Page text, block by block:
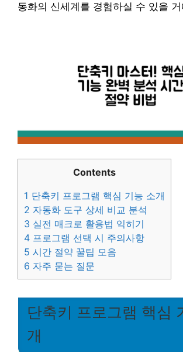
동화의 신세계를 경험하실 수 있을
Contents
1 단축키 프로그램 핵심 기능 소개
2 자동화 도구 상세 비교 분석
3 실전 매크로 활용법 익히기
4 프로그램 선택 시 주의사항
5 시간 절약 꿀팁 모음
6 자주 묻는 질문
단축키 프로그램 핵심
개